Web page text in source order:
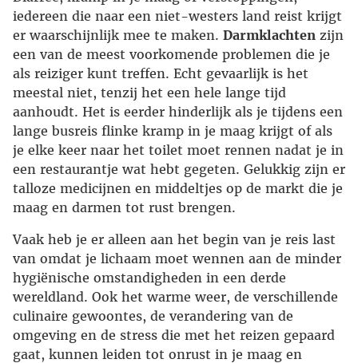
iedereen die naar een niet-westers land reist krijgt
er waarschijnlijk mee te maken. Darmklachten zijn
een van de meest voorkomende problemen die je
als reiziger kunt treffen. Echt gevaarlijk is het
meestal niet, tenzij het een hele lange tijd
aanhoudt. Het is eerder hinderlijk als je tijdens een
lange busreis flinke kramp in je maag krijgt of als
je elke keer naar het toilet moet rennen nadat je in
een restaurantje wat hebt gegeten. Gelukkig zijn er
talloze medicijnen en middeltjes op de markt die je
maag en darmen tot rust brengen.
Vaak heb je er alleen aan het begin van je reis last
van omdat je lichaam moet wennen aan de minder
hygiënische omstandigheden in een derde
wereldland. Ook het warme weer, de verschillende
culinaire gewoontes, de verandering van de
omgeving en de stress die met het reizen gepaard
gaat, kunnen leiden tot onrust in je maag en